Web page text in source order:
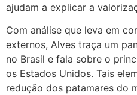
ajudam a explicar a
Com análise que leva em
externos, Alves traça um
no Brasil e fala sobre o
os Estados Unidos. Tais
redução dos patamares do